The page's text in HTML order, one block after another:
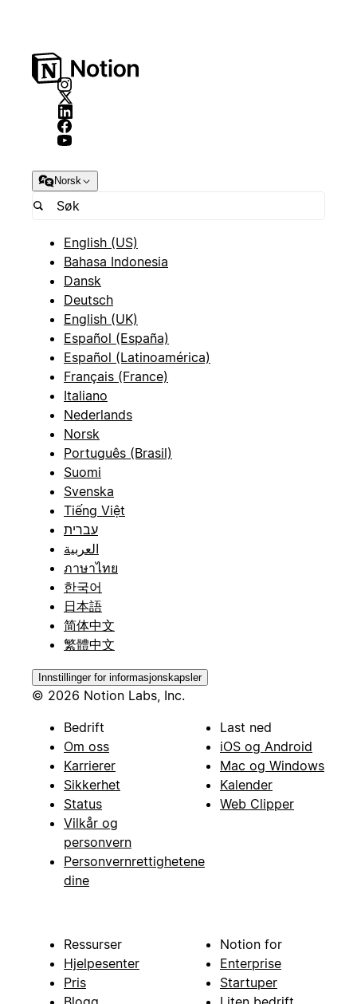
Norsk
English (US)
Bahasa Indonesia
Dansk
Deutsch
English (UK)
Español (España)
Español (Latinoamérica)
Français (France)
Italiano
Nederlands
Norsk
Português (Brasil)
Suomi
Svenska
Tiếng Việt
עברית
العربية
ภาษาไทย
한국어
日本語
简体中文
繁體中文
Innstillinger for informasjonskapsler
© 2026 Notion Labs, Inc.
Bedrift
Om oss
Karrierer
Sikkerhet
Status
Vilkår og
personvern
Personvernrettighetene
dine
Last ned
iOS og Android
Mac og Windows
Kalender
Web Clipper
Ressurser
Hjelpesenter
Pris
Notion for
Enterprise
Startuper